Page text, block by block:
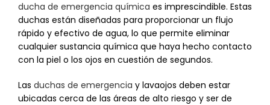
ducha de emergencia química es imprescindible. Estas
duchas están diseñadas para proporcionar un flujo
rápido y efectivo de agua, lo que permite eliminar
cualquier sustancia química que haya hecho contacto
con la piel o los ojos en cuestión de segundos.
Las duchas de emergencia y lavaojos deben estar
ubicadas cerca de las áreas de alto riesgo y ser de